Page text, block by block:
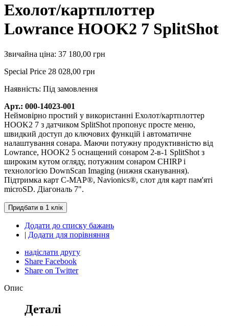
Ехолот/картплоттер
Lowrance HOOK2 7 SplitShot
Звичайна ціна: 37 180,00 грн
Special Price 28 028,00 грн
Наявність: Під замовлення
Арт.: 000-14023-001
Неймовірно простий у використанні Ехолот/картплоттер
HOOK2 7 з датчиком SplitShot пропонує просте меню,
швидкий доступ до ключових функцій і автоматичне
налаштування сонара. Маючи потужну продуктивністю від
Lowrance, HOOK2 5 оснащений сонаром 2-в-1 SplitShot з
широким кутом огляду, потужним сонаром CHIRP і
технологією DownScan Imaging (нижня сканування).
Підтримка карт C-MAP®, Navionics®, слот для карт пам'яті
microSD. Діагональ 7".
Додати до списку бажань
| Додати для порівняння
надіслати другу
Share Facebook
Share on Twitter
Опис
Деталі